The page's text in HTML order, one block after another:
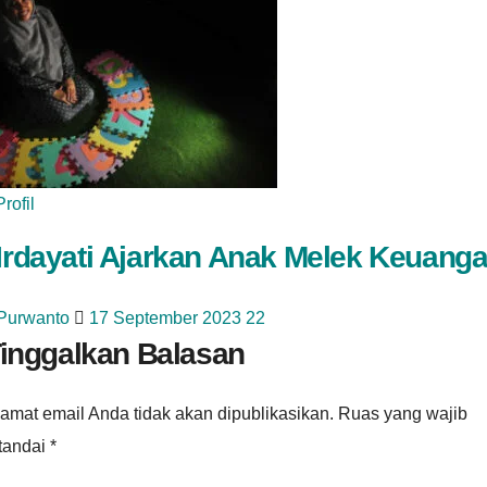
Ajarkan Anak Melek
17 September 2023 22
Balasan
email Anda tidak akan dipublikasikan. Ruas yang wajib
*